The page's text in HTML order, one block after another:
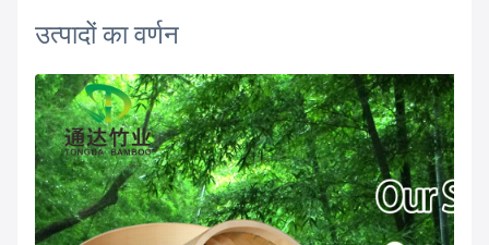
उत्पादों का वर्णन